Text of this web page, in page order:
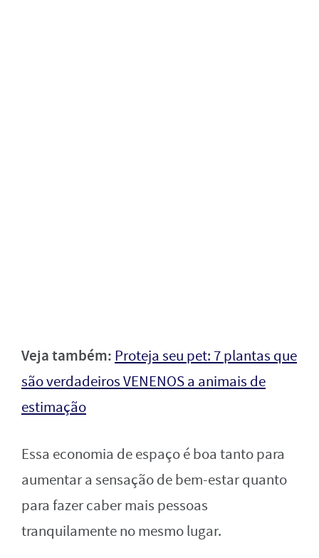
Veja também: Proteja seu pet: 7 plantas que
são verdadeiros VENENOS a animais de
estimação
Essa economia de espaço é boa tanto para
aumentar a sensação de bem-estar quanto
para fazer caber mais pessoas
tranquilamente no mesmo lugar.